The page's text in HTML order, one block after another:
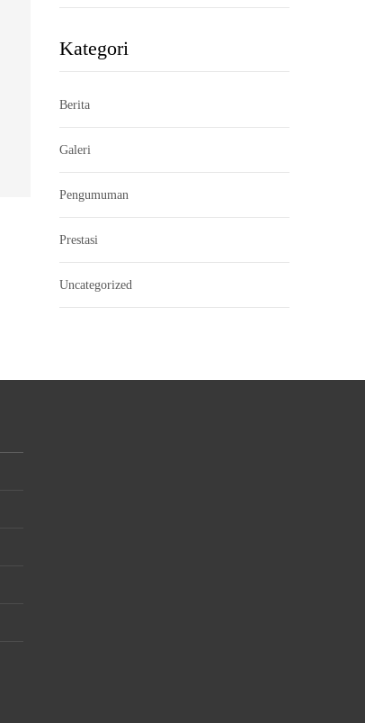
Kategori
Berita
Galeri
Pengumuman
Prestasi
Uncategorized